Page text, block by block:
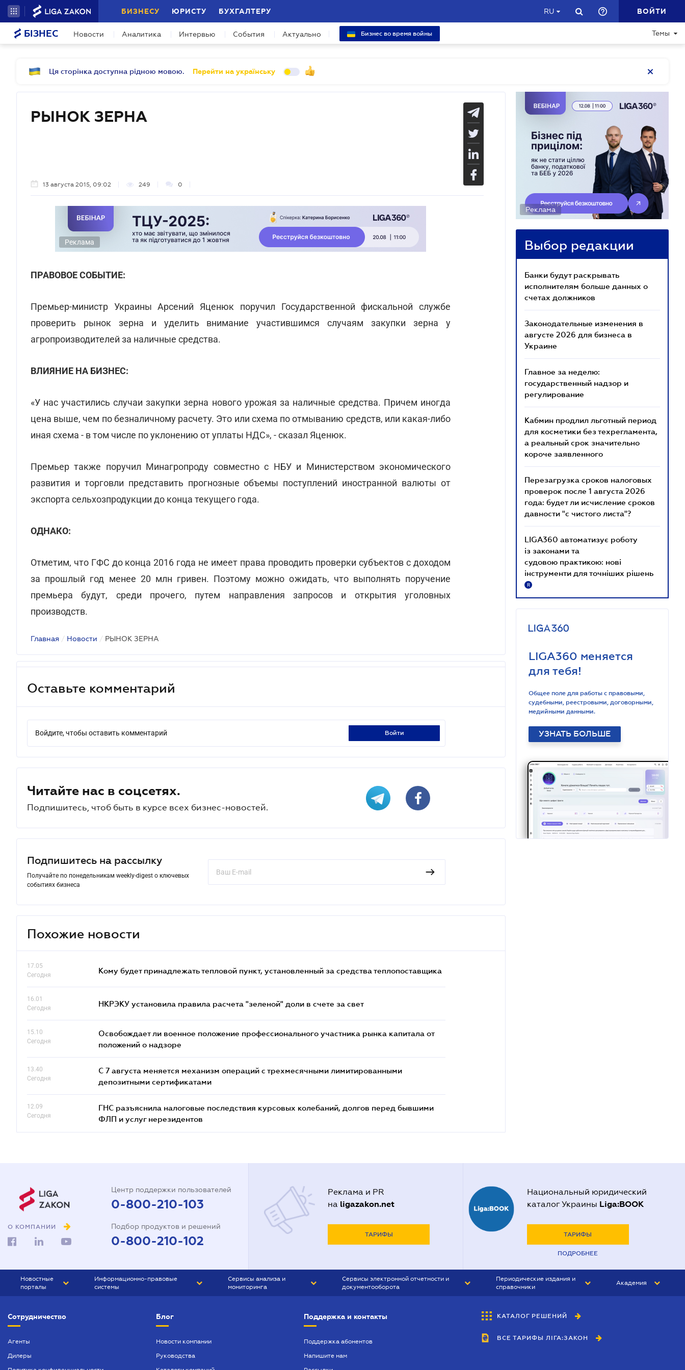
БИЗНЕСУ ЮРИСТУ БУХГАЛТЕРУ RU ВОЙТИ
БІЗНЕС Новости Аналитика Интервью События Актуально Бизнес во время войны Темы
Ця сторінка доступна рідною мовою. Перейти на українську
РЫНОК ЗЕРНА
13 августа 2015, 09:02 249 0
Реклама
ПРАВОВОЕ СОБЫТИЕ:
Премьер-министр Украины Арсений Яценюк поручил Государственной фискальной службе
проверить рынок зерна и уделить внимание участившимся случаям закупки зерна у
агропроизводителей за наличные средства.
ВЛИЯНИЕ НА БИЗНЕС:
«У нас участились случаи закупки зерна нового урожая за наличные средства. Причем иногда
цена выше, чем по безналичному расчету. Это или схема по отмыванию средств, или какая-либо
иная схема - в том числе по уклонению от уплаты НДС», - сказал Яценюк.
Премьер также поручил Минагропроду совместно с НБУ и Министерством экономического
развития и торговли представить прогнозные объемы поступлений иностранной валюты от
экспорта сельхозпродукции до конца текущего года.
ОДНАКО:
Отметим, что ГФС до конца 2016 года не имеет права проводить проверки субъектов с доходом
за прошлый год менее 20 млн гривен. Поэтому можно ожидать, что выполнять поручение
премьера будут, среди прочего, путем направления запросов и открытия уголовных
производств.
Главная / Новости / РЫНОК ЗЕРНА
Оставьте комментарий
Войдите, чтобы оставить комментарий войти
Читайте нас в соцсетях.
Подпишитесь, чтоб быть в курсе всех бизнес-новостей.
Подпишитесь на рассылку
Получайте по понедельникам weekly-digest о ключевых
событиях бизнеса
Похожие новости
17.05
Сегодня
Кому будет принадлежать тепловой пункт, установленный за средства теплопоставщика
16.01
Сегодня
НКРЭКУ установила правила расчета "зеленой" доли в счете за свет
15.10
Сегодня
Освобождает ли военное положение профессионального участника рынка капитала от
положений о надзоре
13.40
Сегодня
С 7 августа меняется механизм операций с трехмесячными лимитированными
депозитными сертификатами
12.09
Сегодня
ГНС разъяснила налоговые последствия курсовых колебаний, долгов перед бывшими
ФЛП и услуг нерезидентов
Реклама
Выбор редакции
Банки будут раскрывать
исполнителям больше данных о
счетах должников
Законодательные изменения в
августе 2026 для бизнеса в
Украине
Главное за неделю:
государственный надзор и
регулирование
Кабмин продлил льготный период
для косметики без техрегламента,
а реальный срок значительно
короче заявленного
Перезагрузка сроков налоговых
проверок после 1 августа 2026
года: будет ли исчисление сроков
давности "с чистого листа"?
LIGA360 автоматизує роботу
із законами та
судовою практикою: нові
інструменти для точніших рішень
R
LIGA360 меняется
для тебя!
Общее поле для работы с правовыми,
судебными, реестровыми, договорными,
медийными данными.
УЗНАТЬ БОЛЬШЕ
О КОМПАНИИ
Центр поддержки пользователей
0-800-210-103
Подбор продуктов и решений
0-800-210-102
Реклама и PR
на ligazakon.net
ТАРИФЫ
Национальный юридический
каталог Украины Liga:BOOK
ТАРИФЫ
ПОДРОБНЕЕ
Новостные
порталы
БИЗНЕС
Информационно-правовые
системы
БУХГАЛТЕР ПРОФ
Сервисы анализа и
мониторинга
Сервисы электронной отчетности и
документооборота
Периодические издания и
справочники
БУХГАЛТЕР&ЗАКОН
ВЕСТНИК МСФО
Академия
Сотрудничество
Агенты
Дилеры
Блог
Новости компании
Руководства
Поддержка и контакты
Поддержка абонентов
Напишите нам
КАТАЛОГ РЕШЕНИЙ
ВСЕ ТАРИФЫ ЛІГА:ЗАКОН